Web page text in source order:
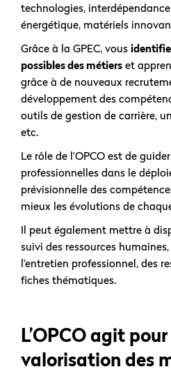
technologies,
énergétique, matériels
Grâce à la GPEC, vous
possibles des métiers et
grâce à de nouveaux
développement des
outils de gestion de carrière,
etc.
Le rôle de l’OPCO est de
professionnelles dans le
prévisionnelle des
mieux les évolutions de
Il peut également mettre à
suivi des ressources
l’entretien professionnel, des
fiches thématiques.
L’OPCO agit
valorisation des